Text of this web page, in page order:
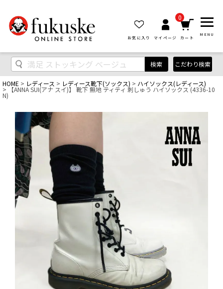
お気に入り マイページ
0
カート
MENU
検索 こだわり検索
HOME レディース レディース靴下(ソックス) ハイソックス(レディース)
【ANNA SUI(アナ スイ)】 靴下 無地 ティティ 刺しゅう ハイソックス (4336-10
N)